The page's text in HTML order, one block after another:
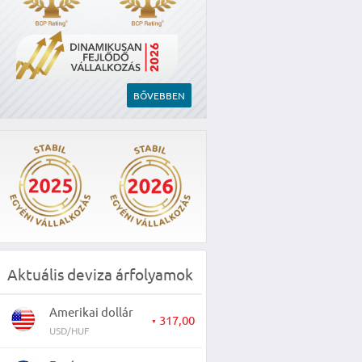
BŐVEBBEN
Aktuális deviza árfolyamok
Amerikai dollár
USD/HUF
▼ 317,00